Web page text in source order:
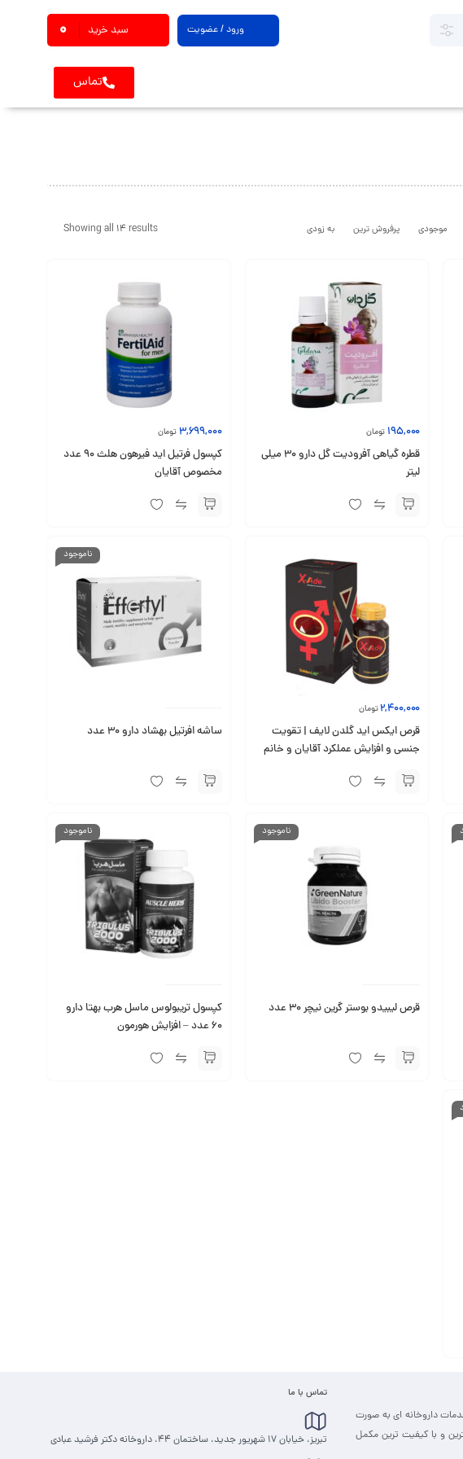
ورود / عضویت سبد خرید 0
تماس
Showing all 14 results موجودی پرفروش ترین به زودی
195,000 تومان
قطره گیاهی آفرودیت گل دارو 30 میلی
لیتر
3,699,000تومان
کپسول فرتیل اید فیرهون هلث 90 عدد
مخصوص آقایان
2,400,000تومان
قرص ایکس اید گلدن لایف | تقویت
جنسی و افزایش عملکرد آقایان و خانم
ناموجود
ساشه افرتیل بهشاد دارو 30 عدد
ناموجود
قرص لیبیدو بوستر گرین نیچر 30 عدد
ناموجود
کپسول تریبولوس ماسل هرب بهتا دارو
60 عدد – افزایش هورمون
خدمات داروخانه ای به صورت
و با کیفیت ترین مکمل
تماس با ما
تبریز، خیابان 17 شهریور جدید، ساختمان 44، داروخانه دکتر فرشید عبادی